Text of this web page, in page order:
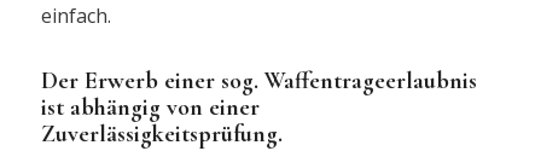
einfach.
Der Erwerb einer sog. Waffentrageerlaubnis
ist abhängig von einer
Zuverlässigkeitsprüfung.